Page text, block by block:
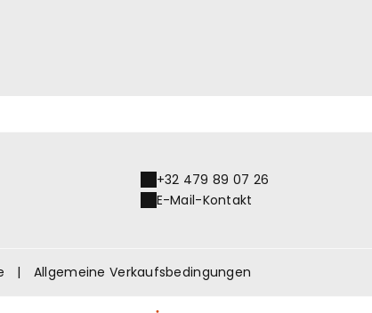
+32 479 89 07 26
E-Mail-Kontakt
| Allgemeine Verkaufsbedingungen